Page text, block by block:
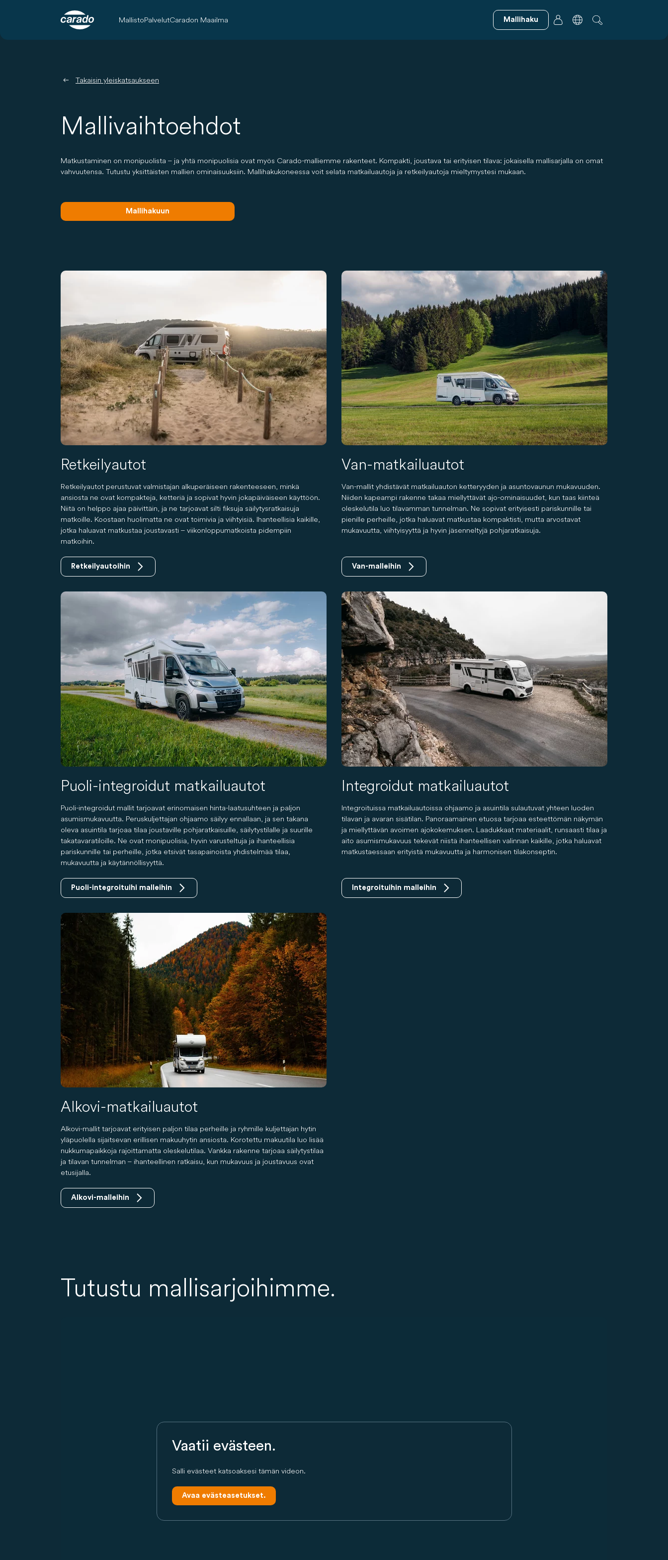
MallistoPalvelutCaradon Maailma Mallihaku
Takaisin yleiskatsaukseen
Mallivaihtoehdot
Matkustaminen on monipuolista – ja yhtä monipuolisia ovat myös Carado-malliemme rakenteet. Kompakti, joustava tai erityisen tilava: jokaisella mallisarjalla on omat
vahvuutensa. Tutustu yksittäisten mallien ominaisuuksiin. Mallihakukoneessa voit selata matkailuautoja ja retkeilyautoja mieltymystesi mukaan.
Mallihakuun
Retkeilyautot
Retkeilyautot perustuvat valmistajan alkuperäiseen rakenteeseen, minkä
ansiosta ne ovat kompakteja, ketteriä ja sopivat hyvin jokapäiväiseen käyttöön.
Niitä on helppo ajaa päivittäin, ja ne tarjoavat silti fiksuja säilytysratkaisuja
matkoille. Koostaan huolimatta ne ovat toimivia ja viihtyisiä. Ihanteellisia kaikille,
jotka haluavat matkustaa joustavasti – viikonloppumatkoista pidempiin
matkoihin.
Retkeilyautoihin
Van-matkailuautot
Van-mallit yhdistävät matkailuauton ketteryyden ja asuntovaunun mukavuuden.
Niiden kapeampi rakenne takaa miellyttävät ajo-ominaisuudet, kun taas kiinteä
oleskelutila luo tilavamman tunnelman. Ne sopivat erityisesti pariskunnille tai
pienille perheille, jotka haluavat matkustaa kompaktisti, mutta arvostavat
mukavuutta, viihtyisyyttä ja hyvin jäsenneltyjä pohjaratkaisuja.
Van-malleihin
Puoli-integroidut matkailuautot
Puoli-integroidut mallit tarjoavat erinomaisen hinta-laatusuhteen ja paljon
asumismukavuutta. Peruskuljettajan ohjaamo säilyy ennallaan, ja sen takana
oleva asuintila tarjoaa tilaa joustaville pohjaratkaisuille, säilytystilalle ja suurille
takatavaratiloille. Ne ovat monipuolisia, hyvin varusteltuja ja ihanteellisia
pariskunnille tai perheille, jotka etsivät tasapainoista yhdistelmää tilaa,
mukavuutta ja käytännöllisyyttä.
Puoli-integroituihi malleihin
Integroidut matkailuautot
Integroituissa matkailuautoissa ohjaamo ja asuintila sulautuvat yhteen luoden
tilavan ja avaran sisätilan. Panoraamainen etuosa tarjoaa esteettömän näkymän
ja miellyttävän avoimen ajokokemuksen. Laadukkaat materiaalit, runsaasti tilaa ja
aito asumismukavuus tekevät niistä ihanteellisen valinnan kaikille, jotka haluavat
matkustaessaan erityistä mukavuutta ja harmonisen tilakonseptin.
Integroituihin malleihin
Alkovi-matkailuautot
Alkovi-mallit tarjoavat erityisen paljon tilaa perheille ja ryhmille kuljettajan hytin
yläpuolella sijaitsevan erillisen makuuhytin ansiosta. Korotettu makuutila luo lisää
nukkumapaikkoja rajoittamatta oleskelutilaa. Vankka rakenne tarjoaa säilytystilaa
ja tilavan tunnelman – ihanteellinen ratkaisu, kun mukavuus ja joustavuus ovat
etusijalla.
Alkovi-malleihin
Tutustu mallisarjoihimme.
Vaatii evästeen.
Salli evästeet katsoaksesi tämän videon.
Avaa evästeasetukset.